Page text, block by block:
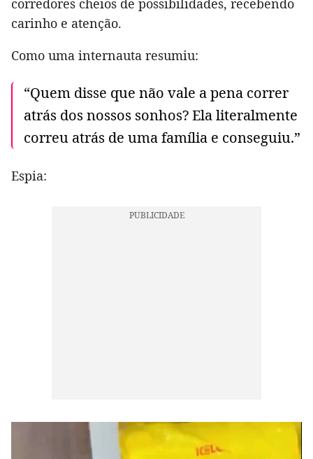
corredores cheios de possibilidades, recebendo
carinho e atenção.
Como uma internauta resumiu:
“Quem disse que não vale a pena correr
atrás dos nossos sonhos? Ela literalmente
correu atrás de uma família e conseguiu.”
Espia: